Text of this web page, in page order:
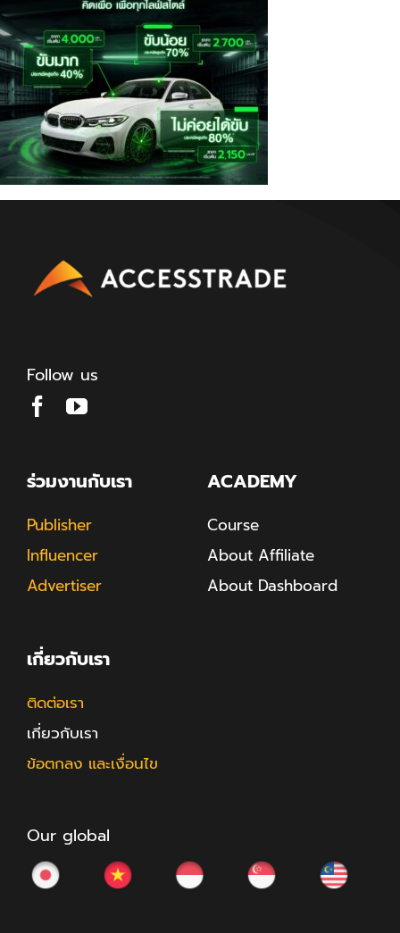
Follow us
ร่วมงานกับเรา
Publisher
Influencer
Advertiser
ACADEMY
Course
About Affiliate
About Dashboard
เกี่ยวกับเรา
ติดต่อเรา
เกี่ยวกับเรา
ข้อตกลง และเงื่อนไข
Our global